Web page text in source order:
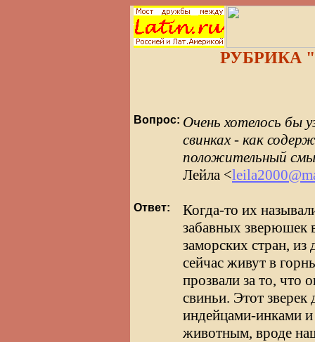
РУБРИКА
Вопрос: Очень хотелось бы
свинках - как
положительный
Лейла <
Ответ:
Когда-то их
забавных зверюшек
заморских стран,
сейчас живут в
прозвали за то, что
свиньи. Этот
индейцами-инками
животным, вроде